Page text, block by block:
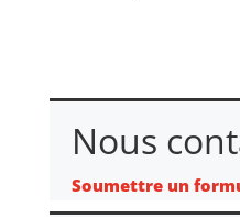
Nous
Soumettre un